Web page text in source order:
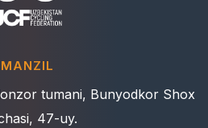
MANZIL
tumani, Bunyodkor Shox
47-uy.